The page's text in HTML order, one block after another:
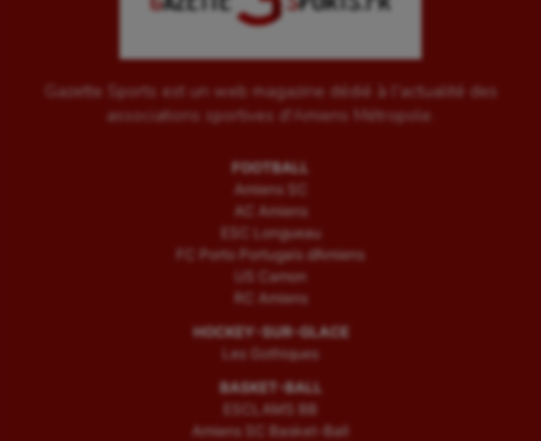
Gazette Sports est un web magazine dédié à l'actualité des
associations sportives d'Amiens Métropole.
FOOTBALL
Amiens SC
AC Amiens
ESC Longueau
FC Porto Portugais d’Amiens
US Camon
RC Amiens
HOCKEY-SUR-GLACE
Les Gothiques
BASKET-BALL
ESCLAMS BB
Amiens SC Basket-Ball